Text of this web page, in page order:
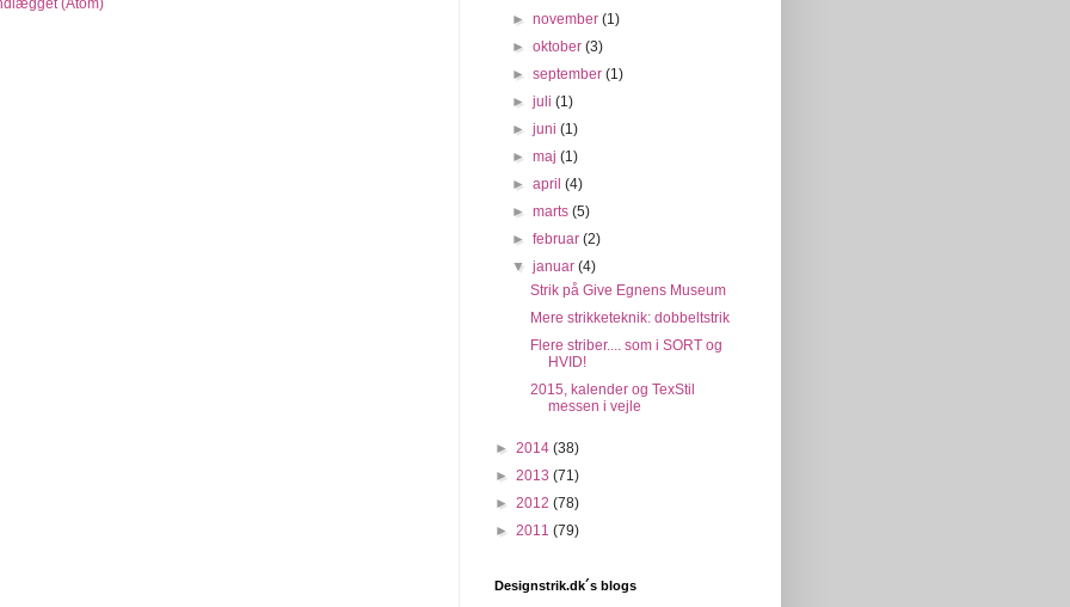
(Atom)
►november(1)
►oktober(3)
►september(1)
►juli(1)
►juni(1)
►maj(1)
►april(4)
►marts(5)
►februar(2)
▼januar(4)
Strik på Give Egnens Museum
Mere strikketeknik: dobbeltstrik
Flere striber.... som i SORT og
HVID!
2015, kalender og TexStil
messen i vejle
► 2014 (38)
► 2013 (71)
► 2012 (78)
► 2011 (79)
Designstrik.dk´s blogs